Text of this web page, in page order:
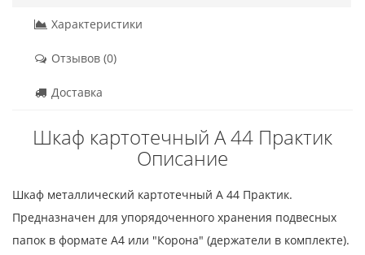
Характеристики
Отзывов (0)
Доставка
Шкаф картотечный A 44 Практик
Описание
Шкаф металлический картотечный A 44 Практик.
Предназначен для упорядоченного хранения подвесных
папок в формате A4 или "Корона" (держатели в комплекте).